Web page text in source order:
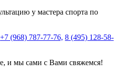
у мастера спорта по
+7 (968) 787-77-76, 8 (495) 128-58-
и мы сами с Вами свяжемся!